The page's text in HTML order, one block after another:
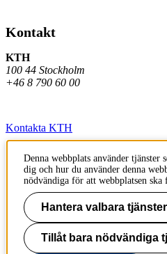
Kontakt
KTH
100 44 Stockholm
+46 8 790 60 00
Kontakta KTH
Jobba på KTH
Press och media
Faktura och betalning KTH
Om KTH:s webbplatser
Denna webbplats använder
dig och hur du använder denna
nödvändiga för att webbplatsen ska
Hantera valbara tjänster
Tillåt bara nödvändiga